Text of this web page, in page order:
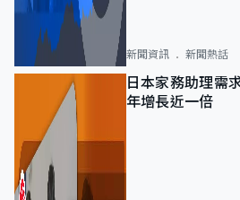
新聞資訊 新聞熱話
日本家務助理需
年增長近一倍